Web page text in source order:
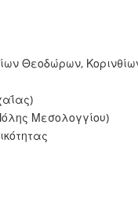
Θεοδώρων,
Μεσολογγίου)